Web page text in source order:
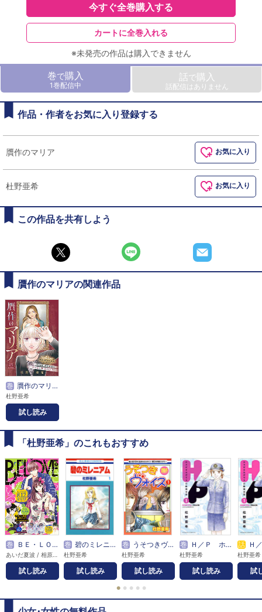
今すぐ全巻購入する
カートに全巻入れる
※未発売の作品は購入できません
巻で購入
1巻配信中
話で購入
話配信はありません
作品・作者をお気に入り登録する
贋作のマリア お気に入り
杜野亜希 お気に入り
この作品を共有しよう
贋作のマリアの関連作品
巻 贋作のマリア 分冊版
杜野亜希
試し読み
「杜野亜希」のこれもおすすめ
巻 ＢＥ・ＬＯＶＥ
試し読み
巻 碧のミレニアム
杜野亜希
試し読み
巻 うそつきヴォイス
杜野亜希
試し読み
巻 Ｈ／Ｐ ホスピタルポリスの勤務日誌
杜野亜希
試し読み
話 Ｈ／Ｐ ホ
杜野亜希
試
● ● ● ● ●